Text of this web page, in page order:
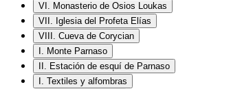
VI. Monasterio de Osios Loukas
VII. Iglesia del Profeta Elías
VIII. Cueva de Corycian
I. Monte Parnaso
II. Estación de esquí de Parnaso
I. Textiles y alfombras